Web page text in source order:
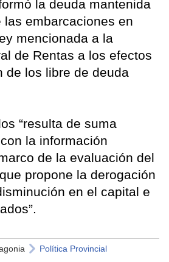
la deuda mantenida
las embarcaciones en
mencionada a la
de Rentas a los efectos
de los libre de deuda
“resulta de suma
la información
de la evaluación del
propone la derogación
en el capital e
Política Provincial